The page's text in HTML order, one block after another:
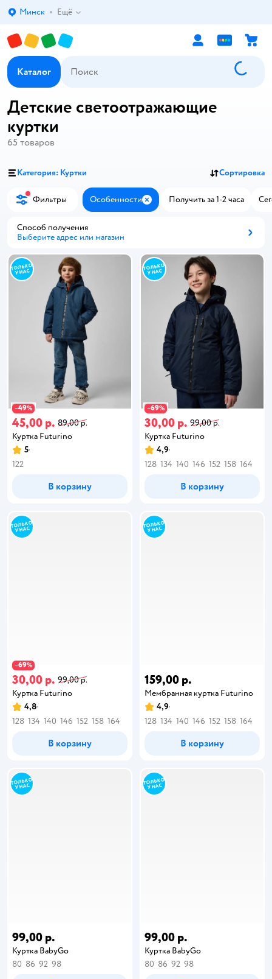
Выбор адреса доставки.
Минск Ещё
Каталог
Детские светоотражающие
куртки
65 товаров
Категория: Куртки Сортировка
Фильтры Особенности ЗакрытьПолучить за 1-2 часа
Способ получения
Выберите адрес или магазин
−49%
45,00 р. 89,00 р.
Куртка Futurino
5
122
В корзину
−69%
30,00 р. 99,00 р.
Куртка Futurino
4,9
128 134 140 146 152 158 164
В корзину
−69%
30,00 р. 99,00 р.
Куртка Futurino
4,8
128 134 140 146 152 158 164
В корзину
159,00 р.
Мембранная куртка Futurino
4,9
128 134 140 146 152 158 164
В корзину
99,00 р.
Куртка BabyGo
80 86 92 98
99,00 р.
Куртка BabyGo
80 86 92 98